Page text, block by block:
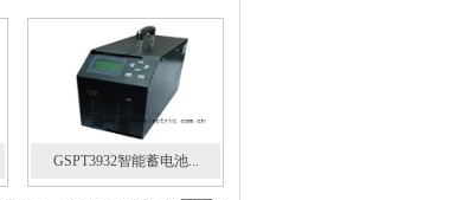
GSPT3932智能蓄电池...